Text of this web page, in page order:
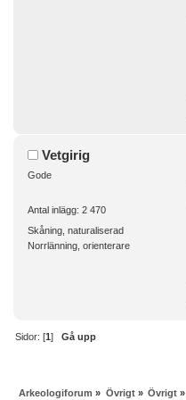
Vetgirig
Gode
Antal inlägg: 2 470
Skåning, naturaliserad
Norrlänning, orienterare
Sidor: [1]Gå upp
Arkeologiforum » Övrigt» Övrigt»